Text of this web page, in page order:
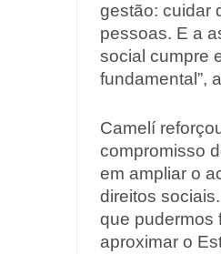
gestão: cuidar
pessoas. E a
social cumpre
fundamental”,
Camelí
compromisso
em ampliar o
direitos
que pudermos
aproximar o